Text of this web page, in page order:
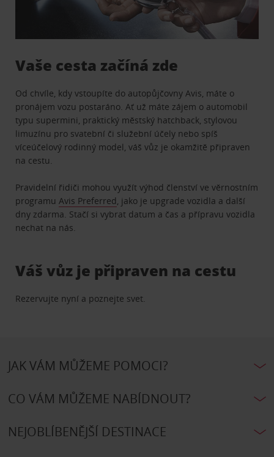
Vaše cesta začíná zde
Od chvíle, kdy vstoupíte do autopůjčovny Avis, máte o
pronájem vozu postaráno. Ať už máte zájem o automobil
typu supermini, praktický městský hatchback, stylovou
limuzínu pro svatební či služební účely nebo spíš
víceúčelový rodinný model, váš vůz je okamžitě připraven
na cestu.
Pravidelní řidiči mohou využít výhod členství ve věrnostním
programuAvis Preferred, jako je upgrade vozidla a další
dny zdarma. Stačí si vybrat datum a čas a přípravu vozidla
nechat na nás.
Váš vůz je připraven na cestu
Rezervujte nyní a poznejte svet.
JAK VÁM MŮŽEME POMOCI?
CO VÁM MŮŽEME NABÍDNOUT?
NEJOBLÍBENĚJŠÍ DESTINACE